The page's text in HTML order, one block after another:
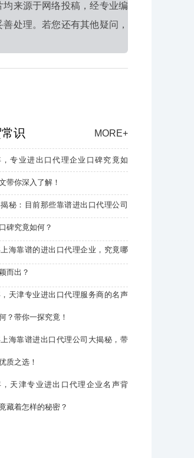
来源于网络投稿，经专业编
处理。若您还有其他疑问，
识 MORE+
，专业进出口代理企业口碑究竟如
带你深入了解！
秘：目前那些靠谱进出口代理公司
碑究竟如何？
海靠谱的进出口代理企业，究竟哪
而出？
天津专业进出口代理服务商的名声
？带你一探究竟！
海靠谱进出口代理公司大揭秘，带
质之选！
，天津专业进出口代理企业名声背
藏着怎样的秘密？